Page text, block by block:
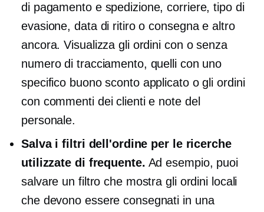
di pagamento e spedizione, corriere, tipo di
evasione, data di ritiro o consegna e altro
ancora. Visualizza gli ordini con o senza
numero di tracciamento, quelli con uno
specifico buono sconto applicato o gli ordini
con commenti dei clienti e note del
personale.
Salva i filtri dell'ordine per le ricerche
utilizzate di frequente. Ad esempio, puoi
salvare un filtro che mostra gli ordini locali
che devono essere consegnati in una